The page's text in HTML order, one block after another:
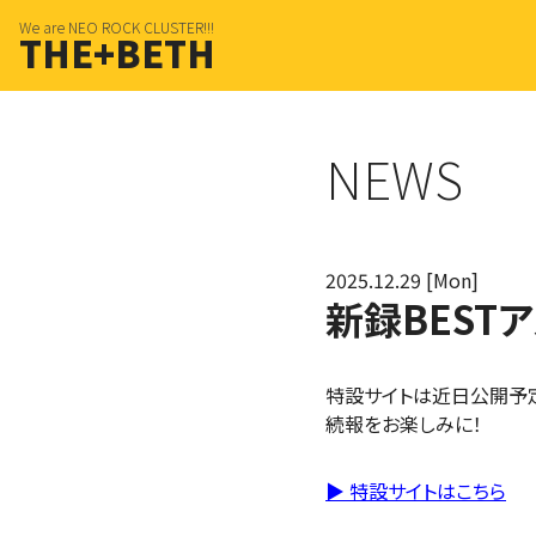
We are NEO ROCK CLUSTER!!!
THE+BETH
NEWS
2025.12.29 [Mon]
新録BEST
特設サイトは近日公開予
続報をお楽しみに！
▶ 特設サイトはこちら